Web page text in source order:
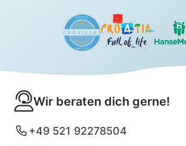
Wir beraten dich gerne!
+49 521 92278504